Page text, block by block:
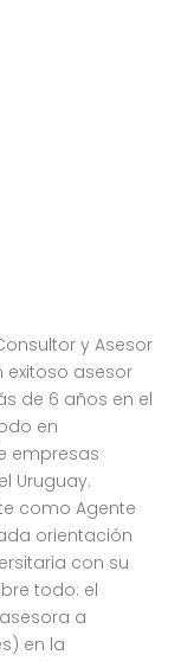
y Asesor
exitoso asesor
de 6 años en el
en
empresas
Uruguay.
como Agente
orientación
con su
todo: el
a
en la